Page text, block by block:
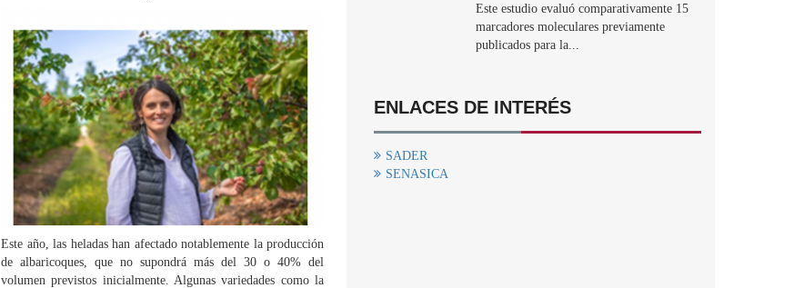
Este año, las heladas han afectado notablemente la producción
de albaricoques, que no supondrá más del 30 o 40% del
volumen previstos inicialmente. Algunas variedades como la
Este estudio evaluó comparativamente 15
marcadores moleculares previamente
publicados para la...
ENLACES DE INTERÉS
SADER
SENASICA